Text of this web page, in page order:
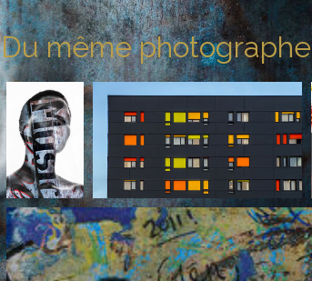
Du même photographe